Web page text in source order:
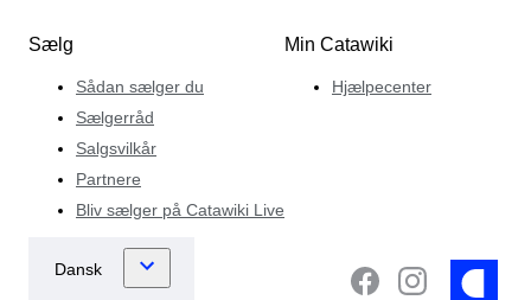
Sælg
Sådan sælger du
Sælgerråd
Salgsvilkår
Partnere
Bliv sælger på Catawiki Live
Min Catawiki
Hjælpecenter